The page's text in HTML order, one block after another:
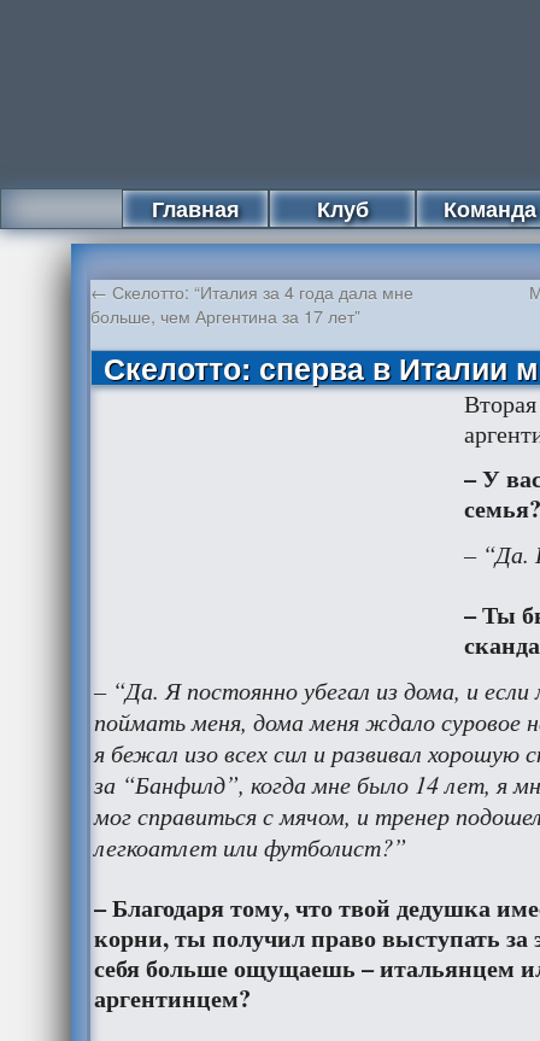
Главная Клуб Команда
← Скелотто: “Италия за 4 года дала мне
больше, чем Аргентина за 17 лет”
Скелотто: сперва в Италии
– У
семья?
– “Да.
– Ты
– “Да. Я постоянно убегал из дома, и если
поймать меня, дома меня ждало суровое
я бежал изо всех сил и развивал хорошую
за “Банфилд”, когда мне было 14 лет, я
мог справиться с мячом, и тренер
легкоатлет или футболист?”
– Благодаря тому, что твой дедушка
корни, ты получил право выступать за
себя больше ощущаешь – итальянцем
аргентинцем?